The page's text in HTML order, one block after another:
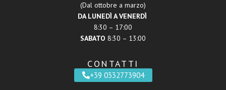
(Dal ottobre a marzo)
DA LUNEDÌ A VENERDÌ
8:30 – 17:00
SABATO 8:30 – 13:00
CONTATTI
+39 0332773904